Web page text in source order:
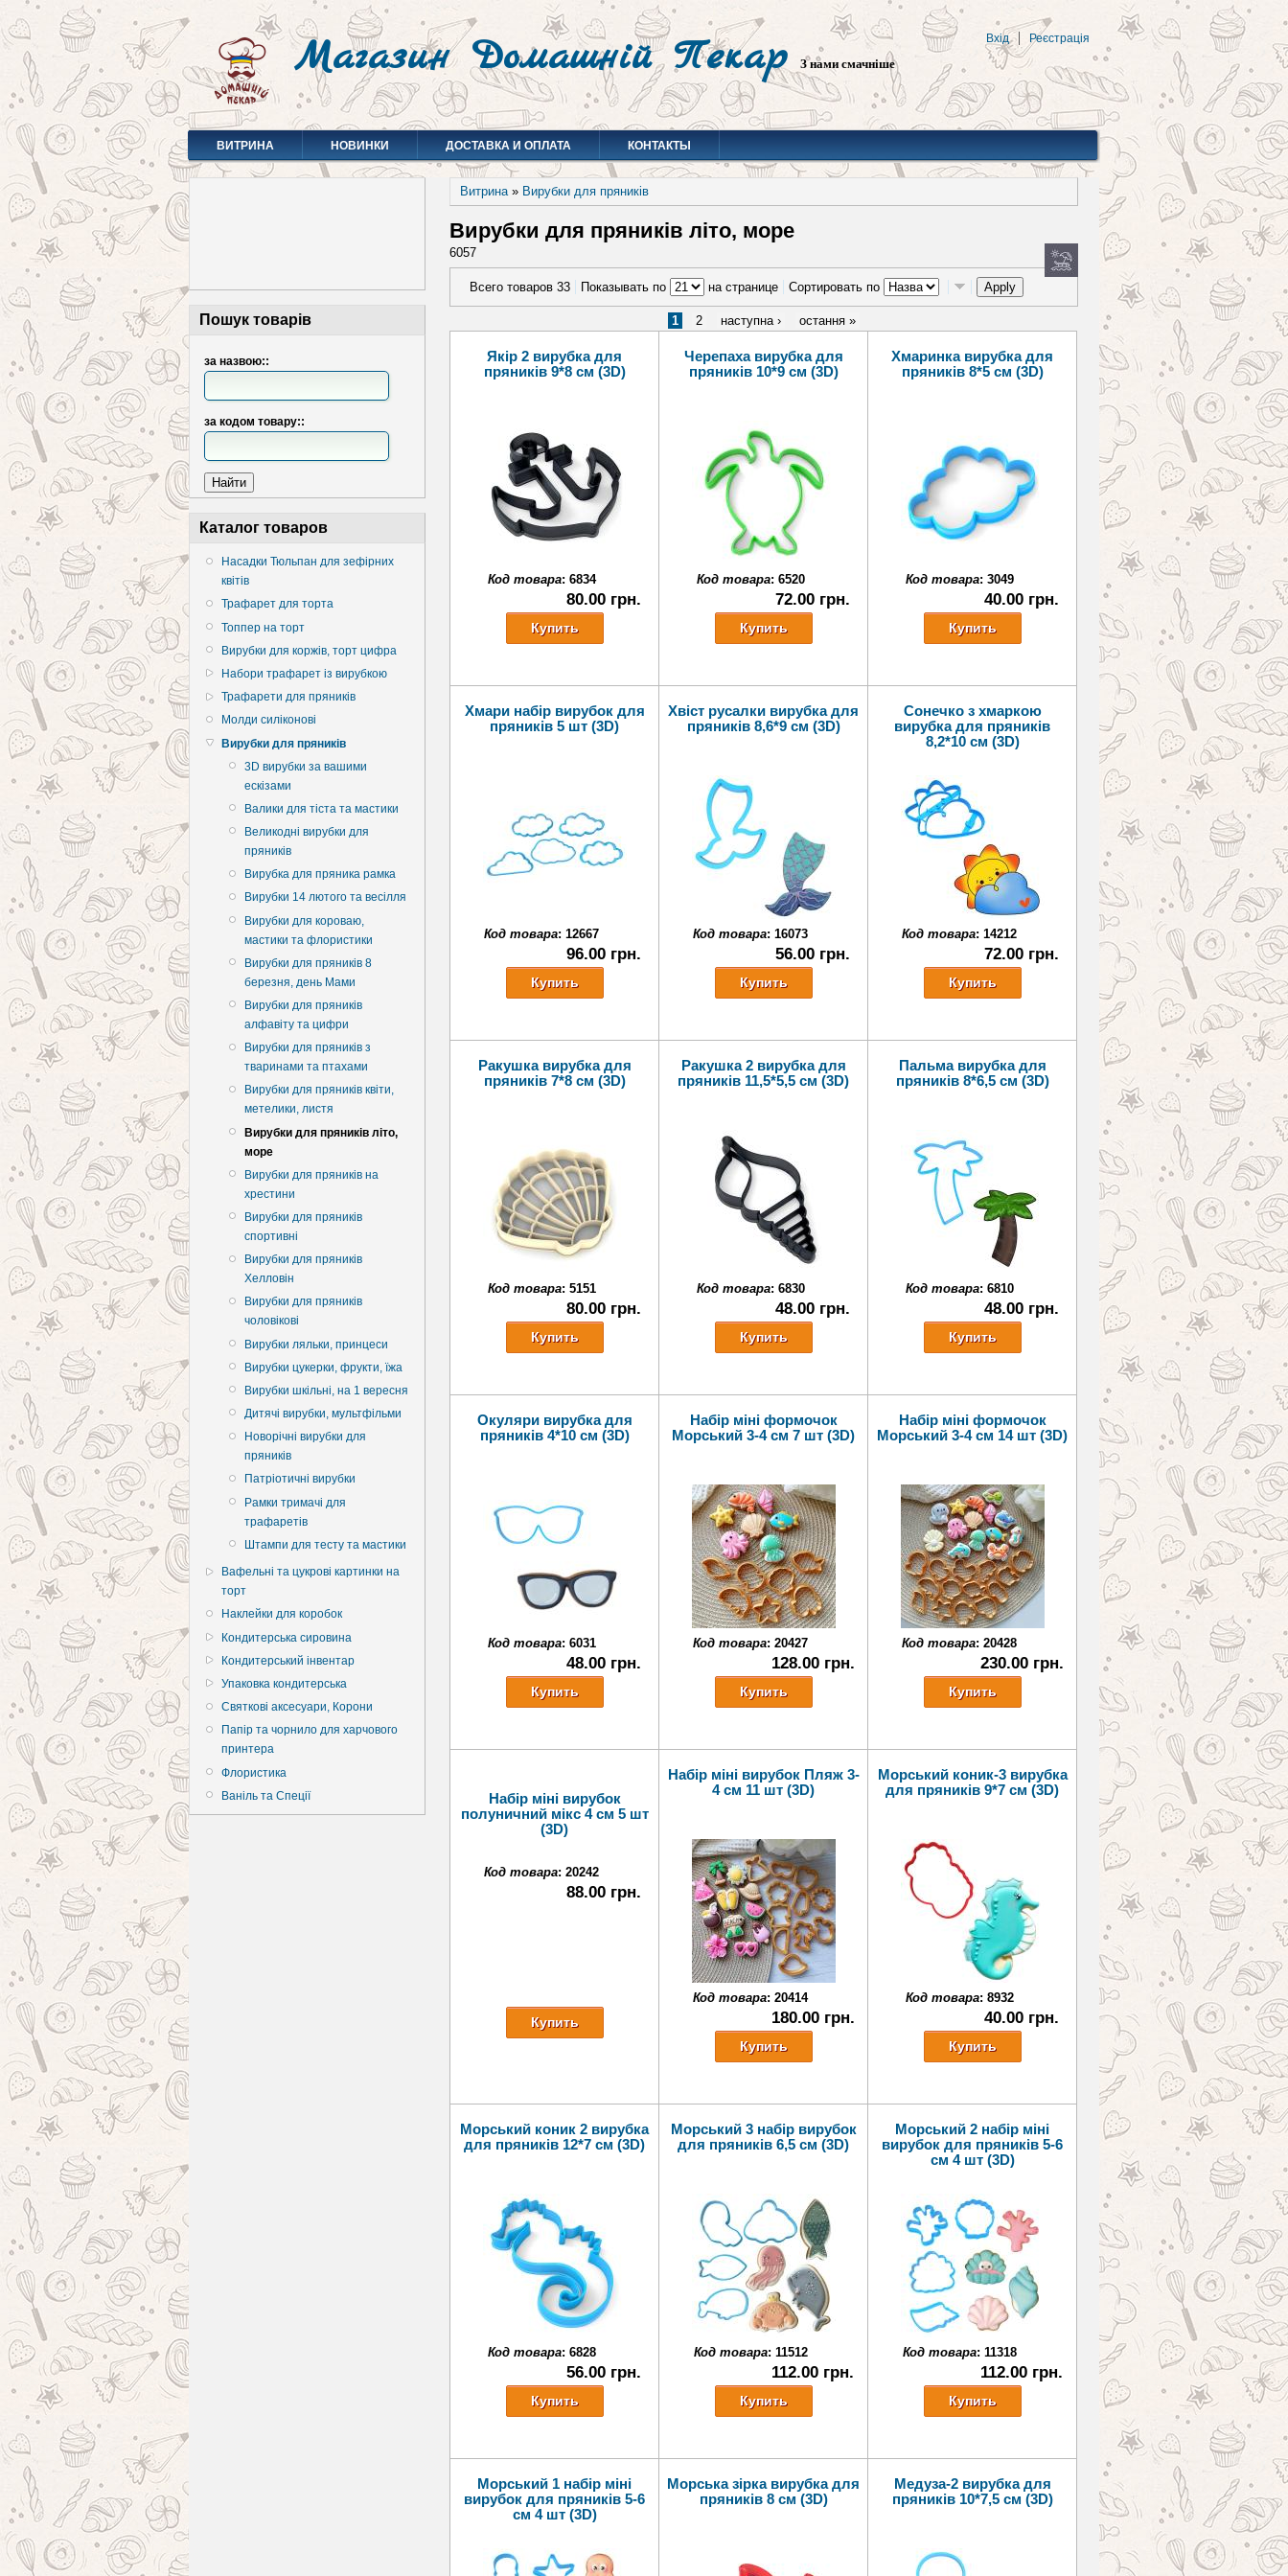
Магазин Домашній Пекар З нами смачніше
Вхід Реєстрація
ВИТРИНА НОВИНКИ ДОСТАВКА И ОПЛАТА КОНТАКТЫ
Пошук товарів
за назвою::
за кодом товару::
Каталог товаров
Насадки Тюльпан для зефірних
квітів
Трафарет для торта
Топпер на торт
Вирубки для коржів, торт цифра
Набори трафарет із вирубкою
Трафарети для пряників
Молди силіконові
Вирубки для пряників
3D вирубки за вашими
ескізами
Валики для тіста та мастики
Великодні вирубки для
пряників
Вирубка для пряника рамка
Вирубки 14 лютого та весілля
Вирубки для короваю,
мастики та флористики
Вирубки для пряників 8
березня, день Мами
Вирубки для пряників
алфавіту та цифри
Вирубки для пряників з
тваринами та птахами
Вирубки для пряників квіти,
метелики, листя
Вирубки для пряників літо,
море
Вирубки для пряників на
хрестини
Вирубки для пряників
спортивні
Вирубки для пряників
Хелловін
Вирубки для пряників
чоловікові
Вирубки ляльки, принцеси
Вирубки цукерки, фрукти, їжа
Вирубки шкільні, на 1 вересня
Дитячі вирубки, мультфільми
Новорічні вирубки для
пряників
Патріотичні вирубки
Рамки тримачі для
трафаретів
Штампи для тесту та мастики
Вафельні та цукрові картинки на
торт
Наклейки для коробок
Кондитерська сировина
Кондитерський інвентар
Упаковка кондитерська
Святкові аксесуари, Корони
Папір та чорнило для харчового
принтера
Флористика
Ваніль та Спеції
Витрина» Вирубки для пряників
Вирубки для пряників літо, море
6057
Всего товаров 33 Показывать по на странице Сортировать по
1 2 наступна › остання »
Якір 2 вирубка для
пряників 9*8 см (3D)
Код товара: 6834
80.00 грн.
Черепаха вирубка для
пряників 10*9 см (3D)
Код товара: 6520
72.00 грн.
Хмаринка вирубка для
пряників 8*5 см (3D)
Код товара: 3049
40.00 грн.
Хмари набір вирубок для
пряників 5 шт (3D)
Код товара:12667
96.00 грн.
Хвіст русалки вирубка для
пряників 8,6*9 см (3D)
Код товара:16073
56.00 грн.
Сонечко з хмаркою
вирубка для пряників
8,2*10 см (3D)
Код товара:14212
72.00 грн.
Ракушка вирубка для
пряників 7*8 см (3D)
Код товара: 5151
80.00 грн.
Ракушка 2 вирубка для
пряників 11,5*5,5 см (3D)
Код товара: 6830
48.00 грн.
Пальма вирубка для
пряників 8*6,5 см (3D)
Код товара: 6810
48.00 грн.
Окуляри вирубка для
пряників 4*10 см (3D)
Код товара: 6031
48.00 грн.
Набір міні формочок
Морський 3-4 см 7 шт (3D)
Код товара:20427
128.00 грн.
Набір міні формочок
Морський 3-4 см 14 шт (3D)
Код товара:20428
230.00 грн.
Набір міні вирубок
полуничний мікс 4 см 5 шт
(3D)
Код товара:20242
88.00 грн.
Набір міні вирубок Пляж 3-
4 см 11 шт (3D)
Код товара:20414
180.00 грн.
Морський коник-3 вирубка
для пряників 9*7 см (3D)
Код товара: 8932
40.00 грн.
Морський коник 2 вирубка
для пряників 12*7 см (3D)
Код товара: 6828
56.00 грн.
Морський 3 набір вирубок
для пряників 6,5 см (3D)
Код товара: 11512
112.00 грн.
Морський 2 набір міні
вирубок для пряників 5-6
см 4 шт (3D)
Код товара: 11318
112.00 грн.
Морський 1 набір міні
вирубок для пряників 5-6
см 4 шт (3D)
Морська зірка вирубка для
пряників 8 см (3D)
Медуза-2 вирубка для
пряників 10*7,5 см (3D)